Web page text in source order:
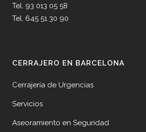
Tel. 93 013 05 58
Tel. 645 51 30 90
CERRAJERO EN BARCELONA
Cerrajería de Urgencias
Servicios
Aseoramiento en Seguridad